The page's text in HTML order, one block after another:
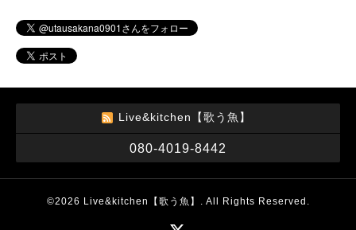
Live&kitchen【歌う魚】
080-4019-8442
©2026 Live&kitchen【歌う魚】 . All Rights Reserved.